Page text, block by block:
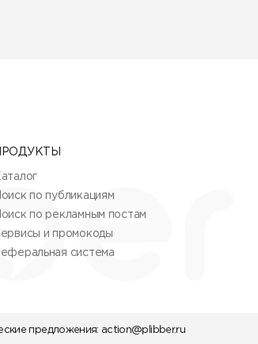
по публикациям
по рекламным постам
и промокоды
система
предложения: action@plibber.ru